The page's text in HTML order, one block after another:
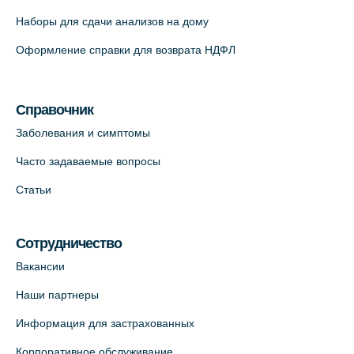
На карте
+7 (812) 660-73-69
На карте
На карте
Лабораторный терминал на
партнёр)
+7 (812) 498-10-30
Наборы для сдачи анализов на дому
Оформление справки для возврата НДФЛ
Справочник
Заболевания и симптомы
Часто задаваемые вопросы
Статьи
Сотрудничество
Вакансии
Наши партнеры
Информация для застрахованных